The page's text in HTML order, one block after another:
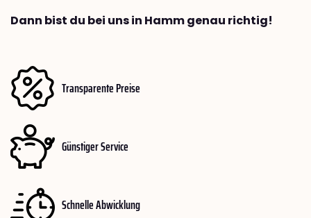
Dann bist du bei uns in Hamm genau richtig!
Transparente Preise
Günstiger Service
Schnelle Abwicklung